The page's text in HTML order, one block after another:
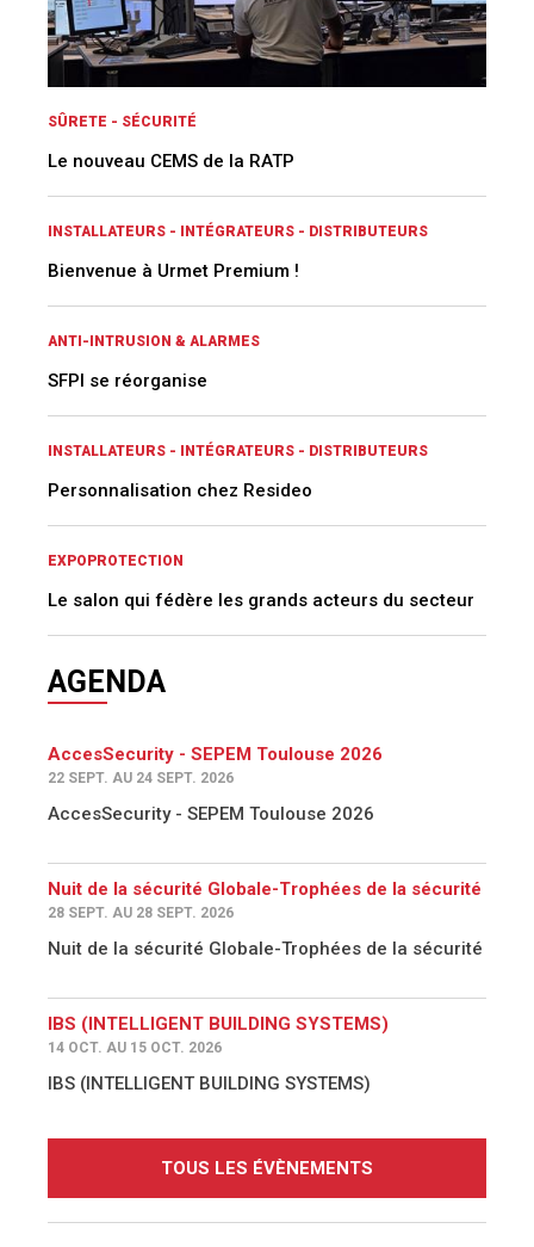
SÛRETE - SÉCURITÉ
Le nouveau CEMS de la RATP
INSTALLATEURS - INTÉGRATEURS - DISTRIBUTEURS
Bienvenue à Urmet Premium !
ANTI-INTRUSION & ALARMES
SFPI se réorganise
INSTALLATEURS - INTÉGRATEURS - DISTRIBUTEURS
Personnalisation chez Resideo
EXPOPROTECTION
Le salon qui fédère les grands acteurs du secteur
AGENDA
AccesSecurity - SEPEM Toulouse 2026
22 SEPT. AU 24 SEPT. 2026
AccesSecurity - SEPEM Toulouse 2026
Nuit de la sécurité Globale-Trophées de la sécurité
28 SEPT. AU 28 SEPT. 2026
Nuit de la sécurité Globale-Trophées de la sécurité
IBS (INTELLIGENT BUILDING SYSTEMS)
14 OCT. AU 15 OCT. 2026
IBS (INTELLIGENT BUILDING SYSTEMS)
TOUS LES ÉVÈNEMENTS